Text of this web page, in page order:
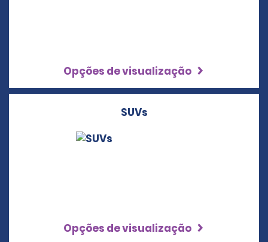
Opções de visualização
SUVs
Opções de visualização